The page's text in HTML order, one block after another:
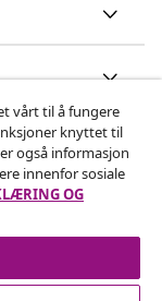
vårt til å fungere
knyttet til
også informasjon
innenfor sosiale
OG